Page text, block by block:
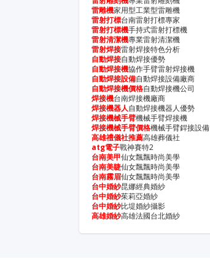
雷雕機家用型工業型雷雕機
雷射打標台南雷射打標專家
雷射打標機手持式雷射打標機
雷射清潔機專業雷射清潔機
雷射焊接雷射焊接特色分析
自動焊接自動焊接優勢
自動焊接機協作手臂雷射焊接機
自動焊接設備自動焊接設備廠商
自動焊接機價格自動焊接機公司
焊接機台南焊接機廠商
焊接機器人自動焊接機器人優勢
焊接機械手臂機械手臂焊接機
焊接機械手臂價格機械手臂銲接設備
高雄禮儀社推薦高雄葬儀社
atg電子戰神賽特2
台南美甲仙女飄飄時尚美學
台南美睫仙女飄飄時尚美學
台南霧眉仙女飄飄時尚美學
台中婚紗昆娜經典婚紗
台中婚紗茱莉亞婚紗
台中婚紗比堤婚紗攝影
高雄婚紗高雄法國台北婚紗